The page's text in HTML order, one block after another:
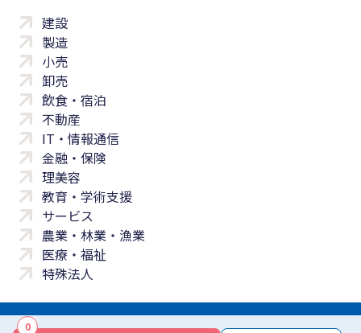
0
建設
製造
小売
卸売
飲食・宿泊
不動産
IT・情報通信
金融・保険
理美容
教育・学術支援
サービス
農業・林業・漁業
医療・福祉
特殊法人